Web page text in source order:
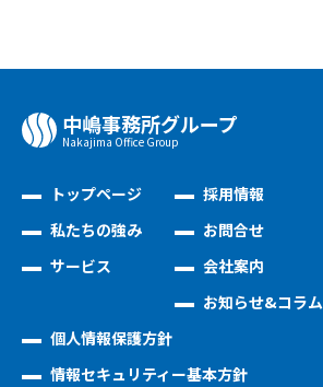
中嶋事務所グループ
Nakajima Oﬃce Group
トップページ
私たちの強み
サービス
採用情報
お問合せ
会社案内
お知らせ&コラム
個人情報保護方針
情報セキュリティー基本方針